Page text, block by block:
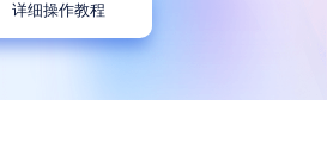
详细操作教程